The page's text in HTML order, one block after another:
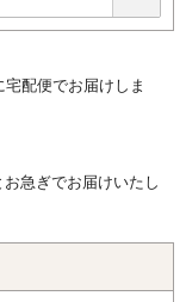
宅配便でお届けしま
急ぎでお届けいたし